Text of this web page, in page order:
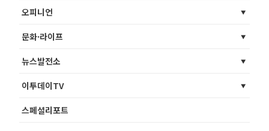
오피니언
문화·라이프
뉴스발전소
이투데이TV
스페셜리포트